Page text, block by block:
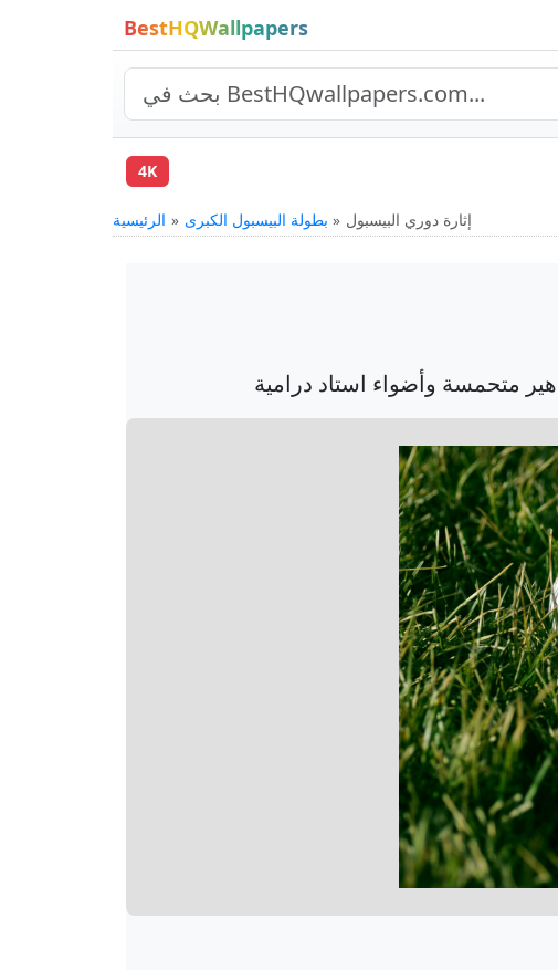
BestHQWallpapers
4K
الرئيسية بطولة البيسبول الكبرى إثارة دوري البيسبول